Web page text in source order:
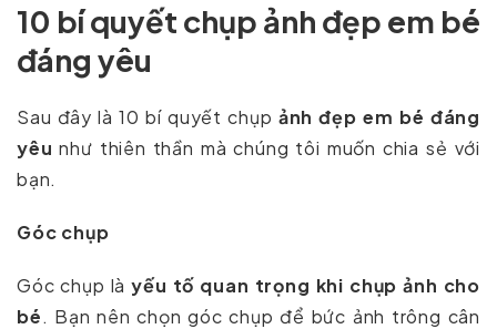
10 bí quyết chụp ảnh đẹp em bé
đáng yêu
Sau đây là 10 bí quyết chụp ảnh đẹp em bé đáng
yêu như thiên thần mà chúng tôi muốn chia sẻ với
bạn.
Góc chụp
Góc chụp làyếu tố quan trọng khi chụp ảnh cho
bé. Bạn nên chọn góc chụp để bức ảnh trông cân